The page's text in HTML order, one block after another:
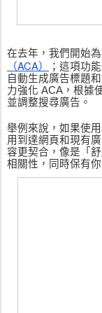
在去年，我們開始
（ACA）
；這項功
自動生成廣告標題
力強化 ACA，根據
並調整搜尋廣告。
舉例來說，如果使
用到達網頁和現有
容更契合，像是「
相關性，同時保有